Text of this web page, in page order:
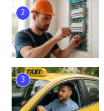
2
3